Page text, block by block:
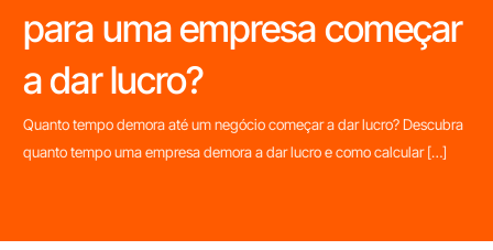
para uma empresa começar
a dar lucro?
Quanto tempo demora até um negócio começar a dar lucro? Descubra
quanto tempo uma empresa demora a dar lucro e como calcular […]